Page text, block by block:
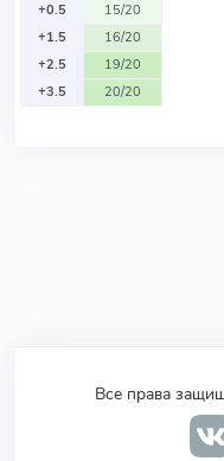
+0.5
15/20
+1.5
16/20
+2.5
19/20
+3.5
20/20
Все права